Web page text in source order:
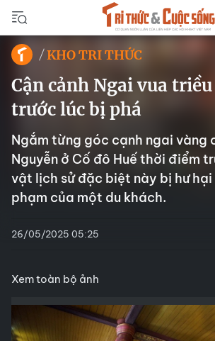
KHO TRI THỨC
Cận cảnh Ngai vua
trước lúc bị phá
Ngắm từng góc cạnh ngai vàng
Nguyễn ở Cố đô Huế thời điểm
vật lịch sử đặc biệt này bị hư hại
phạm của một du khách.
26/05/2025 05:25
Xem toàn bộ ảnh